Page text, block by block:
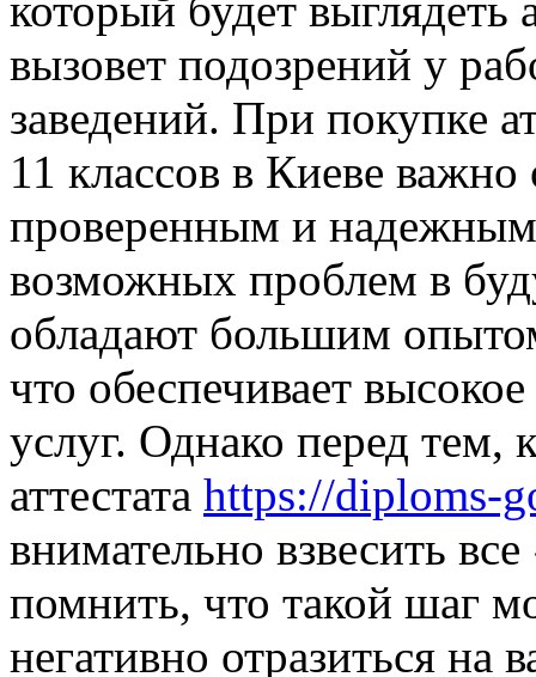
вызовет подозрений у
заведений. При покупке
11 классов в Киеве важно
проверенным и
возможных проблем в
обладают большим
что обеспечивает
услуг. Однако перед тем,
аттестата https://diploms-
внимательно взвесить
помнить, что такой шаг
негативно отразиться на